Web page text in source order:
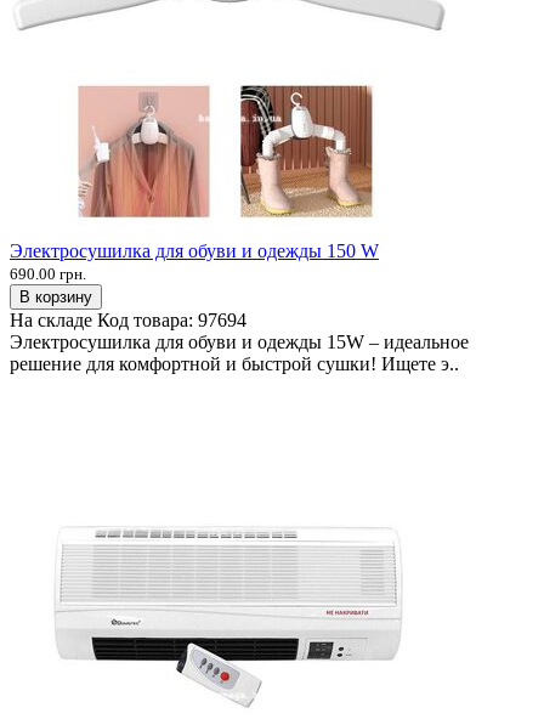
Электросушилка для обуви и одежды 150 W
690.00 грн.
В корзину
На складе Код товара: 97694
Электросушилка для обуви и одежды 15W – идеальное
решение для комфортной и быстрой сушки! Ищете э..